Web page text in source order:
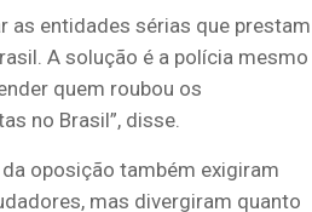
as entidades sérias que prestam
A solução é a polícia mesmo
quem roubou os
no Brasil”, disse.
oposição também exigiram
mas divergiram quanto